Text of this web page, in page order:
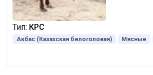
Тип: КРС
Акбас (Казахская белоголовая) Мясные